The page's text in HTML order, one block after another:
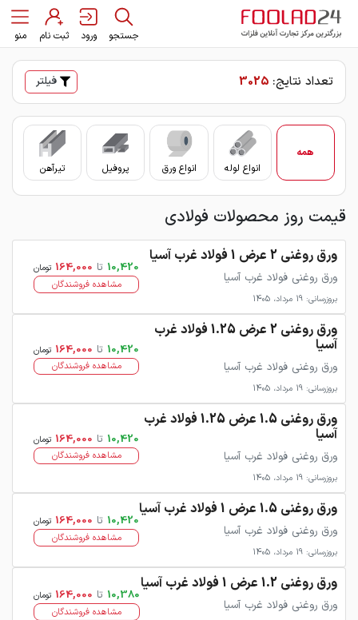
جستجو ورود ثبت نام منو
تعداد نتایج: 3025 فیلتر
همه
انواع لوله
انواع ورق پروفیل تیرآهن
قیمت روز محصولات فولادی
ورق روغنی 2 عرض 1 فولاد غرب آسیا
ورق روغنی فولاد غرب آسیا
بروزرسانی: 19 مرداد، 1405
10,420 تا 164,000 تومان
مشاهده فروشندگان
ورق روغنی 2 عرض 1.25 فولاد غرب
آسیا
ورق روغنی فولاد غرب آسیا
بروزرسانی: 19 مرداد، 1405
10,420 تا 164,000 تومان
مشاهده فروشندگان
ورق روغنی 1.5 عرض 1.25 فولاد غرب
آسیا
ورق روغنی فولاد غرب آسیا
بروزرسانی: 19 مرداد، 1405
10,420 تا 164,000 تومان
مشاهده فروشندگان
ورق روغنی 1.5 عرض 1 فولاد غرب آسیا
ورق روغنی فولاد غرب آسیا
بروزرسانی: 19 مرداد، 1405
10,420 تا 164,000 تومان
مشاهده فروشندگان
ورق روغنی 1.2 عرض 1 فولاد غرب آسیا
ورق روغنی فولاد غرب آسیا
10,380 تا 164,000 تومان
مشاهده فروشندگان